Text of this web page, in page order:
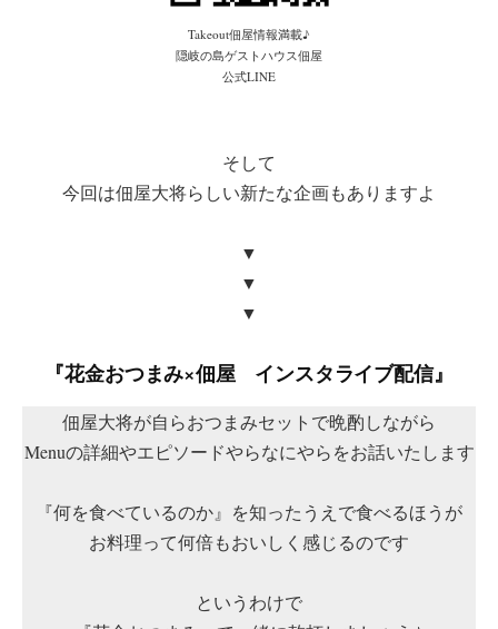
Takeout佃屋情報満載♪
隠岐の島ゲストハウス佃屋
公式LINE
そして
今回は佃屋大将らしい新たな企画もありますよ
▼
▼
▼
『花金おつまみ×佃屋 インスタライブ配信』
佃屋大将が自らおつまみセットで晩酌しながら
Menuの詳細やエピソードやらなにやらをお話いたします
『何を食べているのか』を知ったうえで食べるほうが
お料理って何倍もおいしく感じるのです
というわけで